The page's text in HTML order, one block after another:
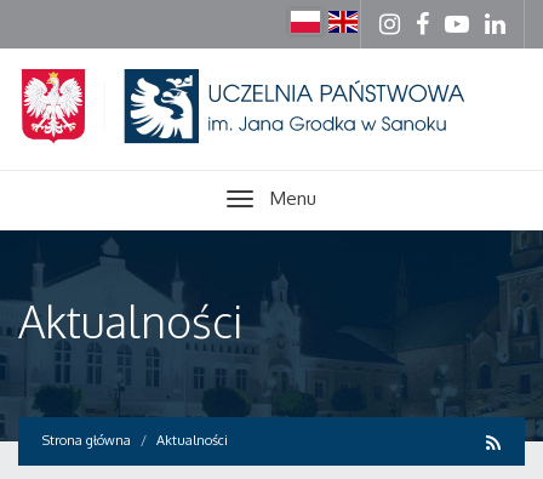
Menu
Aktualności
Strona główna Aktualności